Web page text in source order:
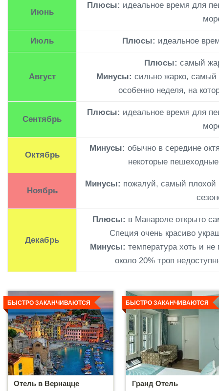
Июнь
Плюсы: идеальное время для
Июль Плюсы: идеальное
Август
Плюсы: самый
Минусы: сильно жарко, самый
особенно неделя, на
Сентябрь
Плюсы: идеальное время для
Октябрь
Минусы: обычно в середине
некоторые
Ноябрь
Минусы: пожалуй, самый
Декабрь
Плюсы: в Манароле открыто
Специя очень красиво
Минусы: температура хоть и
около 20% троп
Отель в Вернацце
БЫСТРО ЗАКАНЧИВАЮТСЯ
Детальнее
Гранд Отель
БЫСТРО ЗАКАНЧИВАЮТСЯ
Детальнее